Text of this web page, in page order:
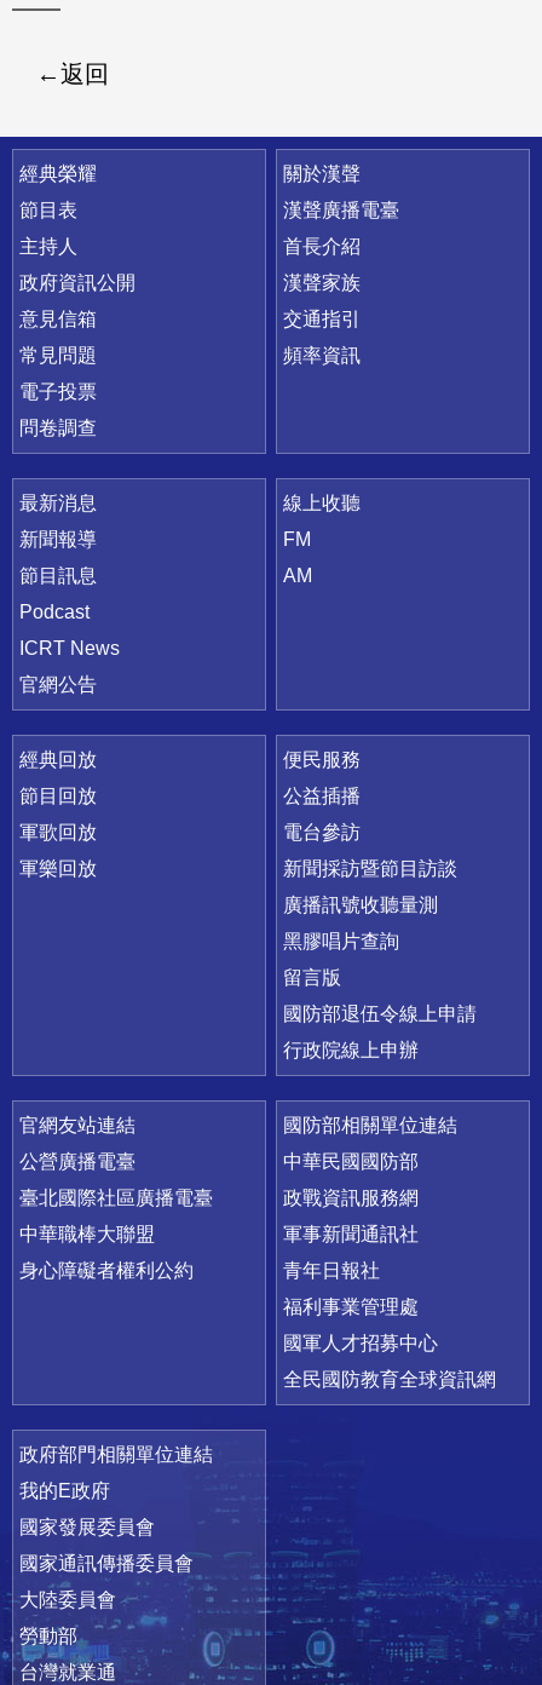
返回
快速連結
經典榮耀
節目表
主持人
政府資訊公開
意見信箱
常見問題
電子投票
問卷調查
關於漢聲
漢聲廣播電臺
首長介紹
漢聲家族
交通指引
頻率資訊
最新消息
新聞報導
節目訊息
Podcast
ICRT News
官網公告
線上收聽
FM
AM
經典回放
節目回放
軍歌回放
軍樂回放
便民服務
公益插播
電台參訪
新聞採訪暨節目訪談
廣播訊號收聽量測
黑膠唱片查詢
留言版
國防部退伍令線上申請
行政院線上申辦
官網友站連結
公營廣播電臺
臺北國際社區廣播電臺
中華職棒大聯盟
身心障礙者權利公約
國防部相關單位連結
中華民國國防部
政戰資訊服務網
軍事新聞通訊社
青年日報社
福利事業管理處
國軍人才招募中心
全民國防教育全球資訊網
政府部門相關單位連結
我的E政府
國家發展委員會
國家通訊傳播委員會
大陸委員會
勞動部
台灣就業通